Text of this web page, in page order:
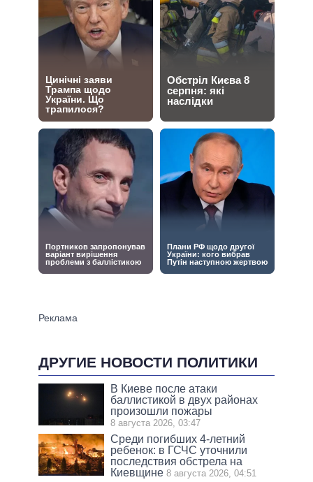
ДРУГИЕ НОВОСТИ ПОЛИТИКИ
В Киеве после атаки
баллистикой в двух районах
произошли пожары
8 августа 2026, 03:47
Среди погибших 4-летний
ребенок: в ГСЧС уточнили
последствия обстрела на
Киевщине 8 августа 2026, 04:51